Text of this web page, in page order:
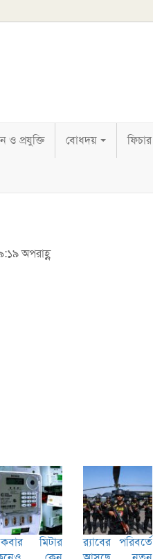
ও প্রযুক্তি বোধদয় ফিচার
অপরাহ্ণ
মিটার
র‌্যাবের পরিবর্তে